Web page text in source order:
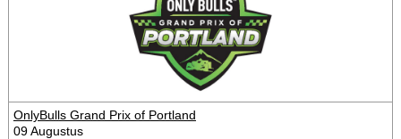
OnlyBulls Grand Prix of Portland
09 Augustus